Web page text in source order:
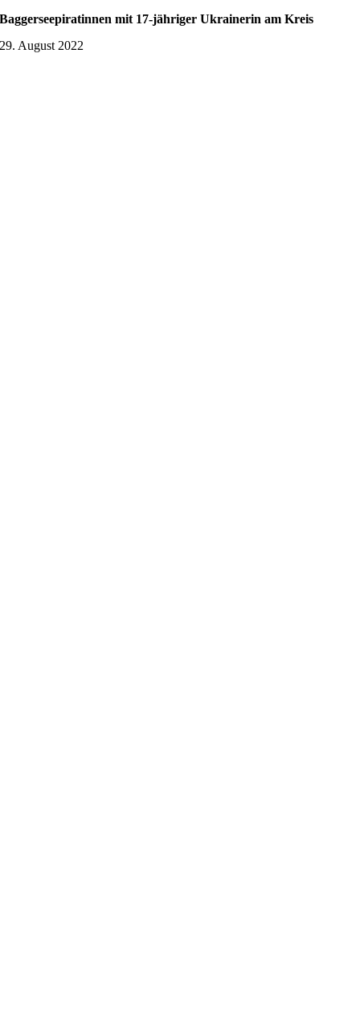
Baggerseepiratinnen mit 17-jähriger Ukrainerin am Kreis
29. August 2022